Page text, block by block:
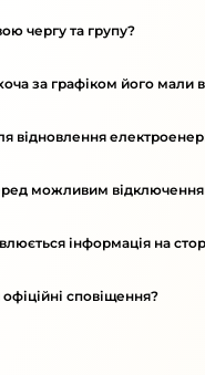
чергу та групу?
за графіком його мали
відновлення
можливим
інформація на
сповіщення?